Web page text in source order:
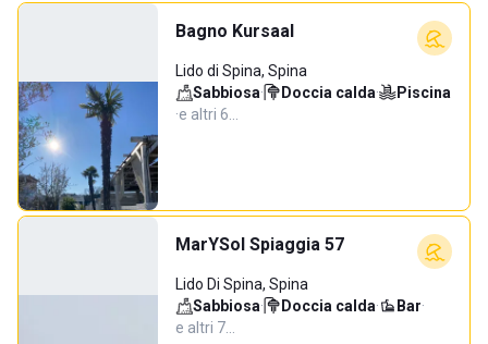
Bagno Kursaal
Lido di Spina, Spina
Sabbiosa· Doccia calda·
Piscina
·e altri 6…
MarYSol Spiaggia 57
Lido Di Spina, Spina
Sabbiosa· Doccia calda· Bar·
e altri 7…